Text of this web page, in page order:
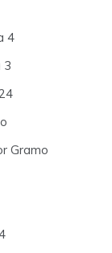
4
3
Gramo